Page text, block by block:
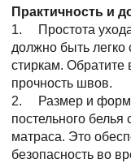
Практичность и
1. Простота
должно быть
стиркам. Обратите
прочность швов.
2. Размер и
постельного белья
матраса. Это
безопасность во